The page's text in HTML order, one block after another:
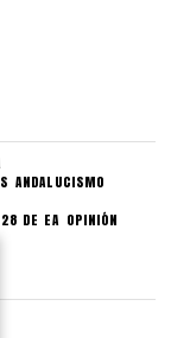
ANDALUCISMO
DE EA OPINIÓN